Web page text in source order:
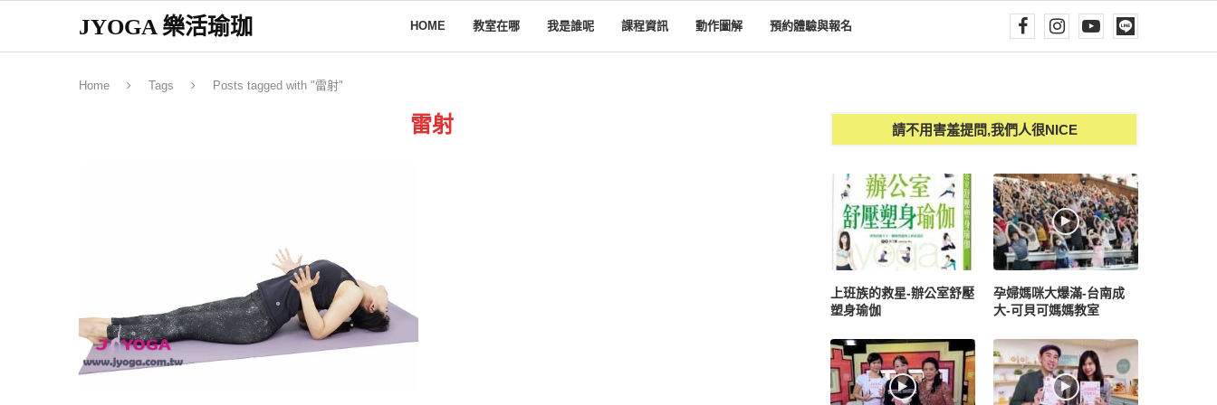
JYOGA 樂活瑜珈 HOME 教室在哪 我是誰呢 課程資訊 動作圖解 預約體驗與報名
Home Tags Posts tagged with "雷射"
雷射 請不用害羞提問,我們人很NICE
上班族的救星-辦公室舒壓
塑身瑜伽
孕婦媽咪大爆滿-台南成
大-可貝可媽媽教室